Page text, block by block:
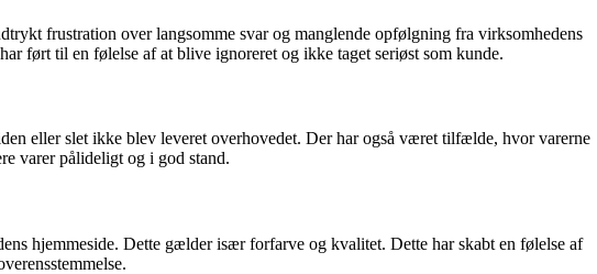
frustration over langsomme svar og manglende opfølgning fra virksomhedens
ført til en følelse af at blive ignoreret og ikke taget seriøst som kunde.
eller slet ikke blev leveret overhovedet. Der har også været tilfælde, hvor varerne
varer pålideligt og i god stand.
hjemmeside. Dette gælder især forfarve og kvalitet. Dette har skabt en følelse af